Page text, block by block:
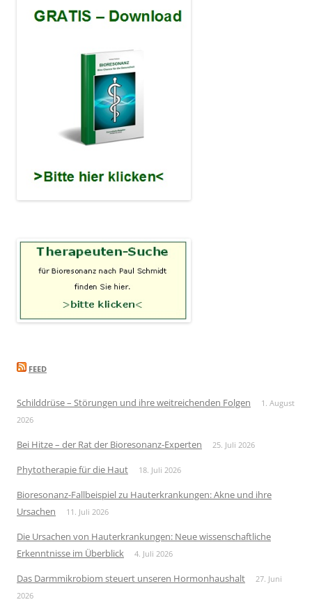
FEED
Schilddrüse – Störungen und ihre weitreichenden Folgen
1. August
2026
Bei Hitze – der Rat der Bioresonanz-Experten 25. Juli 2026
Phytotherapie für die Haut 18. Juli 2026
Bioresonanz-Fallbeispiel zu Hauterkrankungen: Akne und ihre
Ursachen
11. Juli 2026
Die Ursachen von Hauterkrankungen: Neue wissenschaftliche
Erkenntnisse im Überblick
4. Juli 2026
Das Darmmikrobiom steuert unseren Hormonhaushalt
27. Juni
2026